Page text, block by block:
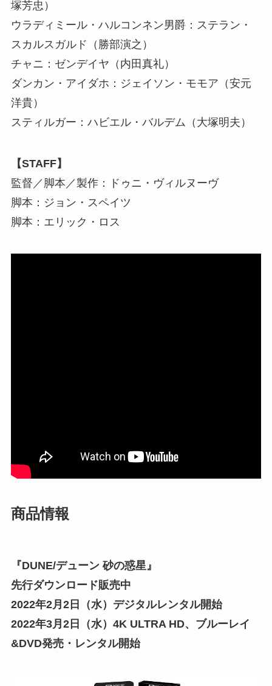
塚芳忠）
ウラディミール・ハルコンネン男爵：ステラン・
スカルスガルド（勝部演之）
チャニ：ゼンデイヤ（内田真礼）
ダンカン・アイダホ：ジェイソン・モモア（安元
洋貴）
スティルガー：ハビエル・バルデム（大塚明夫）
【STAFF】
監督／脚本／製作：ドゥニ・ヴィルヌーヴ
脚本：ジョン・スペイツ
脚本：エリック・ロス
商品情報
『DUNE/デューン 砂の惑星』
先行ダウンロード販売中
2022年2月2日（水）デジタルレンタル開始
2022年3月2日（水）4K ULTRA HD、ブルーレイ
&DVD発売・レンタル開始